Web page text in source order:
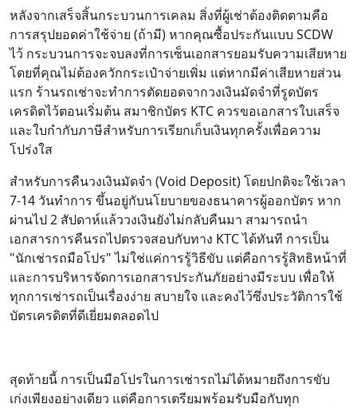
หลังจากเสร็จสิ้นกระบวนการเคลม สิ่งที่ผู้เช่าต้องติดตามคือ
การสรุปยอดค่าใช้จ่าย (ถ้ามี) หากคุณซื้อประกันแบบ SCDW
ไว้ กระบวนการจะจบลงที่การเซ็นเอกสารยอมรับความเสียหาย
โดยที่คุณไม่ต้องควักกระเป๋าจ่ายเพิ่ม แต่หากมีค่าเสียหายส่วน
แรก ร้านรถเช่าจะทำการตัดยอดจากวงเงินมัดจำที่รูดบัตร
เครดิตไว้ตอนเริ่มต้น สมาชิกบัตร KTC ควรขอเอกสารใบเสร็จ
และใบกำกับภาษีสำหรับการเรียกเก็บเงินทุกครั้งเพื่อความ
โปร่งใส
สำหรับการคืนวงเงินมัดจำ (Void Deposit) โดยปกติจะใช้เวลา
7-14 วันทำการ ขึ้นอยู่กับนโยบายของธนาคารผู้ออกบัตร หาก
ผ่านไป 2 สัปดาห์แล้ววงเงินยังไม่กลับคืนมา สามารถนำ
เอกสารการคืนรถไปตรวจสอบกับทาง KTC ได้ทันที การเป็น
"นักเช่ารถมือโปร" ไม่ใช่แค่การรู้วิธีขับ แต่คือการรู้สิทธิหน้าที่
และการบริหารจัดการเอกสารประกันภัยอย่างมีระบบ เพื่อให้
ทุกการเช่ารถเป็นเรื่องง่าย สบายใจ และคงไว้ซึ่งประวัติการใช้
บัตรเครดิตที่ดีเยี่ยมตลอดไป
สุดท้ายนี้ การเป็นมือโปรในการเช่ารถไม่ได้หมายถึงการขับ
เก่งเพียงอย่างเดียว แต่คือการเตรียมพร้อมรับมือกับทุก